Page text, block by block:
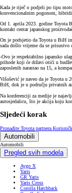
Kada je riječ o podjeli po tipu
konvencionalnim pogonom,
Od 1. aprila 2023. godine Toyota
kontakt centar japanskog
On je podsjetio da Toyota u BiH
sada došlo vrijeme da se
-Ovo je respektabilno japansko
prihode koji će državi otići u
zaposlenih narastao na 15, a
Višošević je naveo da je Toyota u
BiH, dok je u području privatnih
Na konferenciji za medije je
autosjedalicu, što je akcija koju
Sljedeći korak
Pronađite Toyota partnera
Automobili
Automobili
Pregled svih modela
Aygo X
Yaris
GR Yaris
Yaris Cross
Corolla Hatchback